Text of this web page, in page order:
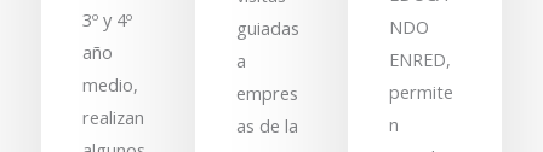
3º y 4º
año
medio,
realizan
guiadas
a
empres
as de la
NDO
ENRED,
permite
n